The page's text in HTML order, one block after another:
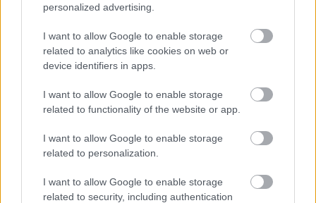
personalized advertising.
I want to allow Google to enable storage
related to analytics like cookies on web or
device identifiers in apps.
I want to allow Google to enable storage
related to functionality of the website or app.
I want to allow Google to enable storage
related to personalization.
I want to allow Google to enable storage
related to security, including authentication
Áramszünet várható Felső-Csámpán